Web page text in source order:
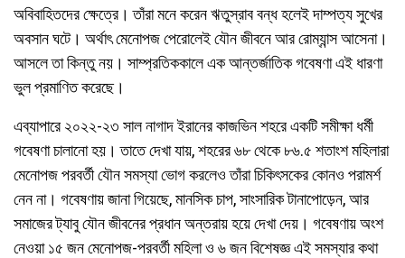
অবিবাহিতদের ক্ষেত্রে। তাঁরা মনে করেন ঋতুস্রাব বন্ধ হলেই দাম্পত্য সুখের
অবসান ঘটে। অর্থাৎ মেনোপজ পেরোলেই যৌন জীবনে আর রোম্যান্স আসেনা।
আসলে তা কিন্তু নয়। সাম্প্রতিককালে এক আন্তর্জাতিক গবেষণা এই ধারণা
ভুল প্রমাণিত করেছে।
এব্যাপারে ২০২২-২৩ সাল নাগাদ ইরানের কাজভিন শহরে একটি সমীক্ষা ধর্মী
গবেষণা চালানো হয়। তাতে দেখা যায়, শহরের ৬৮ থেকে ৮৬.৫ শতাংশ মহিলারা
মেনোপজ পরবর্তী যৌন সমস্যা ভোগ করলেও তাঁরা চিকিৎসকের কোনও পরামর্শ
নেন না। গবেষণায় জানা গিয়েছে, মানসিক চাপ, সাংসারিক টানাপোড়েন, আর
সমাজের ট্যাবু যৌন জীবনের প্রধান অন্তরায় হয়ে দেখা দেয়। গবেষণায় অংশ
নেওয়া ১৫ জন মেনোপজ-পরবর্তী মহিলা ও ৬ জন বিশেষজ্ঞ এই সমস্যার কথা